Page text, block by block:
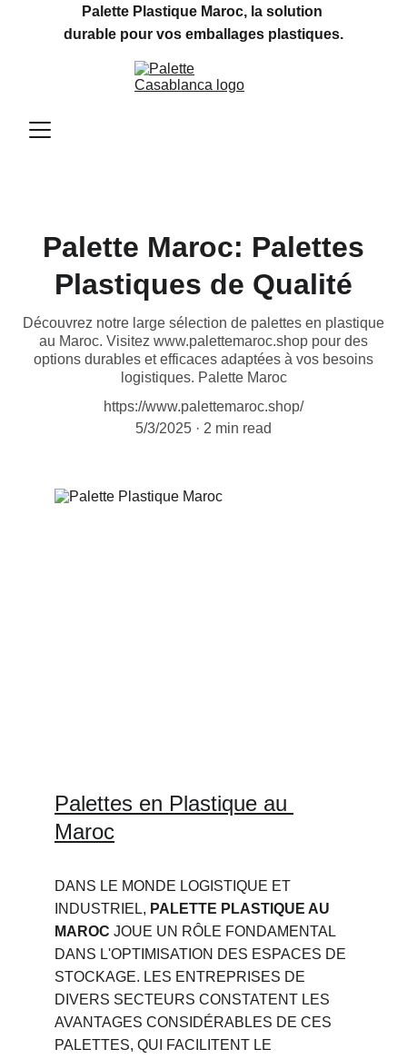
Palette Plastique Maroc, la solution
durable pour vos emballages plastiques.
Palette Maroc: Palettes
Plastiques de Qualité
Découvrez notre large sélection de palettes en plastique
au Maroc. Visitez www.palettemaroc.shop pour des
options durables et efficaces adaptées à vos besoins
logistiques. Palette Maroc
https://www.palettemaroc.shop/
5/3/2025
2 min read
Palettes en Plastique au
Maroc
DANS LE MONDE LOGISTIQUE ET
INDUSTRIEL, PALETTE PLASTIQUE AU
MAROC JOUE UN RÔLE FONDAMENTAL
DANS L'OPTIMISATION DES ESPACES DE
STOCKAGE. LES ENTREPRISES DE
DIVERS SECTEURS CONSTATENT LES
AVANTAGES CONSIDÉRABLES DE CES
PALETTES, QUI FACILITENT LE